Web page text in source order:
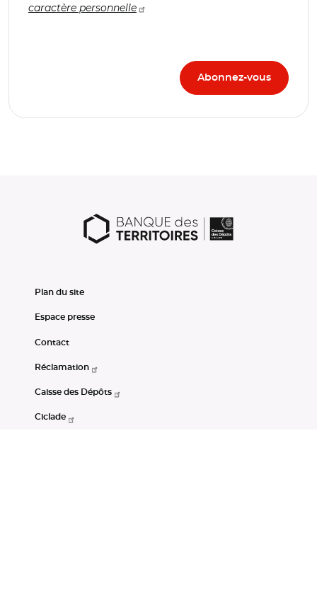
caractère personnelle
Plan du site
Espace presse
Contact
Réclamation
Caisse des Dépôts
Ciclade